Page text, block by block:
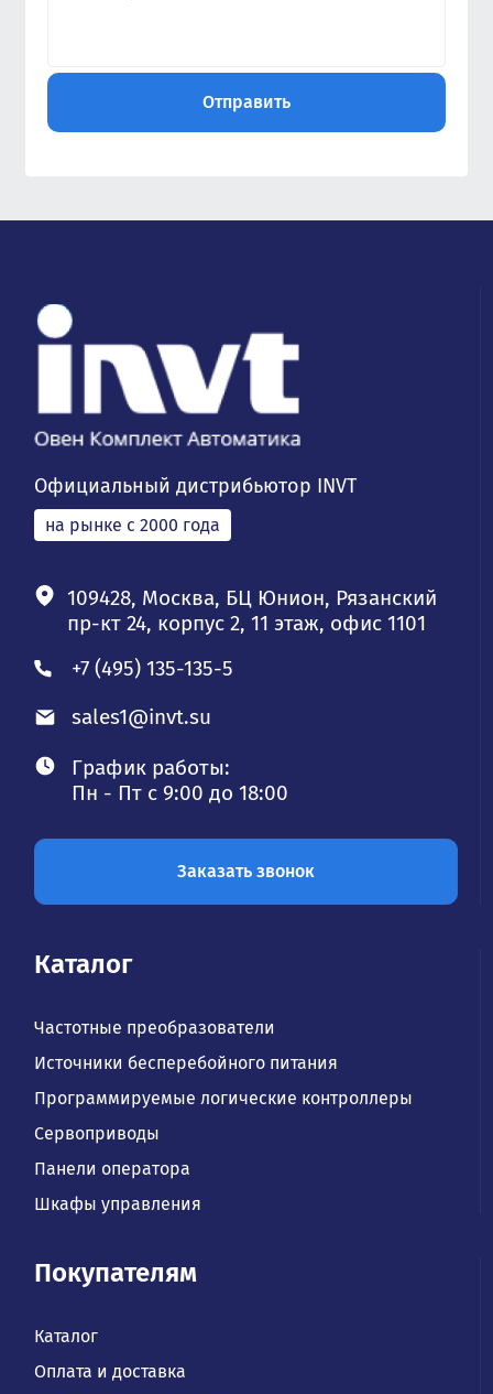
Официальный дистрибьютор INVT
на рынке с 2000 года
109428, Москва, БЦ Юнион, Рязанский
пр-кт 24, корпус 2, 11 этаж, офис 1101
+7 (495) 135-135-5
sales1@invt.su
График работы:
Пн - Пт с 9:00 до 18:00
Заказать звонок
Каталог
Частотные преобразователи
Источники бесперебойного питания
Программируемые логические контроллеры
Сервоприводы
Панели оператора
Шкафы управления
Покупателям
Каталог
Оплата и доставка